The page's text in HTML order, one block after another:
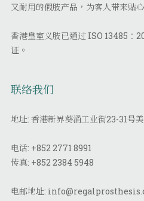
又耐用的假肢产品，为客人带来贴
香港皇室义肢已通过 ISO 13485：
证。
联络我们
地址: 香港新界葵涌工业街23-31号
电话: +852 2771 8991
传真: +852 2384 5948
电邮地址: